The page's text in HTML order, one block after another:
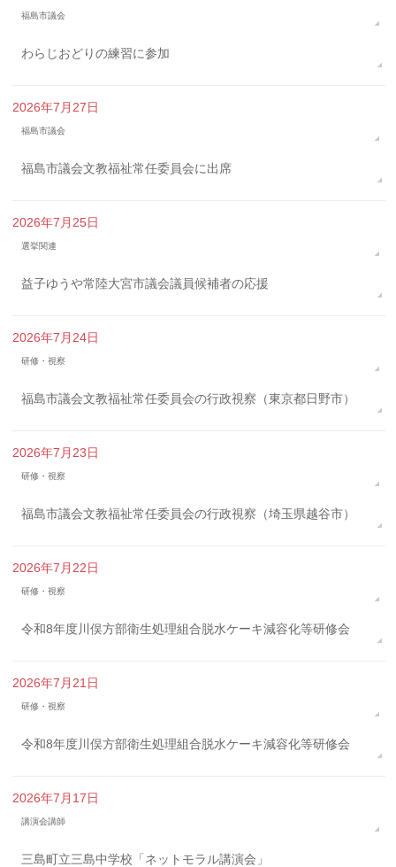
福島市議会
わらじおどりの練習に参加
2026年7月27日
福島市議会
福島市議会文教福祉常任委員会に出席
2026年7月25日
選挙関連
益子ゆうや常陸大宮市議会議員候補者の応援
2026年7月24日
研修・視察
福島市議会文教福祉常任委員会の行政視察（東京都日野市）
2026年7月23日
研修・視察
福島市議会文教福祉常任委員会の行政視察（埼玉県越谷市）
2026年7月22日
研修・視察
令和8年度川俣方部衛生処理組合脱水ケーキ減容化等研修会
2026年7月21日
研修・視察
令和8年度川俣方部衛生処理組合脱水ケーキ減容化等研修会
2026年7月17日
講演会講師
三島町立三島中学校「ネットモラル講演会」